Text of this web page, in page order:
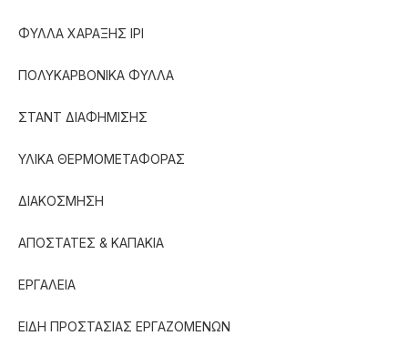
ΦΥΛΛΑ ΧΑΡΑΞΗΣ IPI
ΠΟΛΥΚΑΡΒΟΝΙΚΑ ΦΥΛΛΑ
ΣΤΑΝΤ ΔΙΑΦΗΜΙΣΗΣ
ΥΛΙΚΑ ΘΕΡΜΟΜΕΤΑΦΟΡΑΣ
ΔΙΑΚΟΣΜΗΣΗ
ΑΠΟΣΤΑΤΕΣ & ΚΑΠΑΚΙΑ
ΕΡΓΑΛΕΙΑ
ΕΙΔΗ ΠΡΟΣΤΑΣΙΑΣ ΕΡΓΑΖΟΜΕΝΩΝ